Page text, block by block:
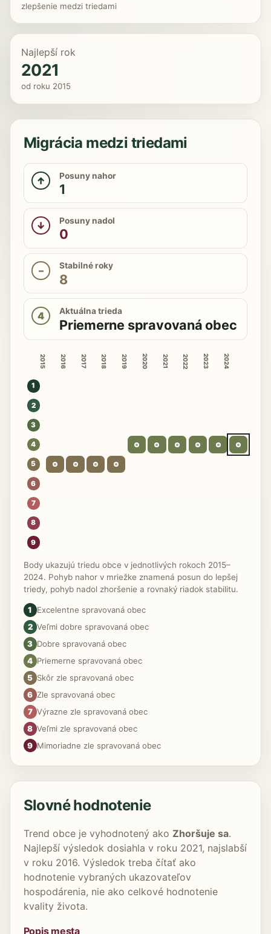
zlepšenie medzi triedami
Najlepší rok
2021
od roku 2015
Migrácia medzi triedami
↑ Posuny nahor
1
↓ Posuny nadol
0
– Stabilné roky
8
4 Aktuálna trieda
Priemerne spravovaná obec
2015 2016 2017 2018 2019 2020 2021 2022 2023 2024
1
2
3
4
5
6
7
8
9
Body ukazujú triedu obce v jednotlivých rokoch 2015–
2024. Pohyb nahor v mriežke znamená posun do lepšej
triedy, pohyb nadol zhoršenie a rovnaký riadok stabilitu.
1 Excelentne spravovaná obec
2 Veľmi dobre spravovaná obec
3 Dobre spravovaná obec
4 Priemerne spravovaná obec
5 Skôr zle spravovaná obec
6 Zle spravovaná obec
7 Výrazne zle spravovaná obec
8 Veľmi zle spravovaná obec
9 Mimoriadne zle spravovaná obec
Slovné hodnotenie
Trend obce je vyhodnotený ako Zhoršuje sa.
Najlepší výsledok dosiahla v roku 2021, najslabší
v roku 2016. Výsledok treba čítať ako
hodnotenie vybraných ukazovateľov
hospodárenia, nie ako celkové hodnotenie
kvality života.
Popis mesta